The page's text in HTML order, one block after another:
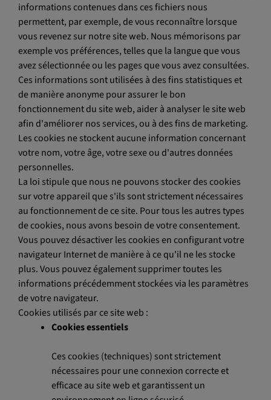
informations contenues dans ces fichiers nous
permettent, par exemple, de vous reconnaître lorsque
vous revenez sur notre site web. Nous mémorisons par
exemple vos préférences, telles que la langue que vous
avez sélectionnée ou les pages que vous avez consultées.
Ces informations sont utilisées à des fins statistiques et
de manière anonyme pour assurer le bon
fonctionnement du site web, aider à analyser le site web
afin d'améliorer nos services, ou à des fins de marketing.
Les cookies ne stockent aucune information concernant
votre nom, votre âge, votre sexe ou d'autres données
personnelles.
La loi stipule que nous ne pouvons stocker des cookies
sur votre appareil que s'ils sont strictement nécessaires
au fonctionnement de ce site. Pour tous les autres types
de cookies, nous avons besoin de votre consentement.
Vous pouvez désactiver les cookies en configurant votre
navigateur Internet de manière à ce qu'il ne les stocke
plus. Vous pouvez également supprimer toutes les
informations précédemment stockées via les paramètres
de votre navigateur.
Cookies utilisés par ce site web :
Cookies essentiels
Ces cookies (techniques) sont strictement
nécessaires pour une connexion correcte et
efficace au site web et garantissent un